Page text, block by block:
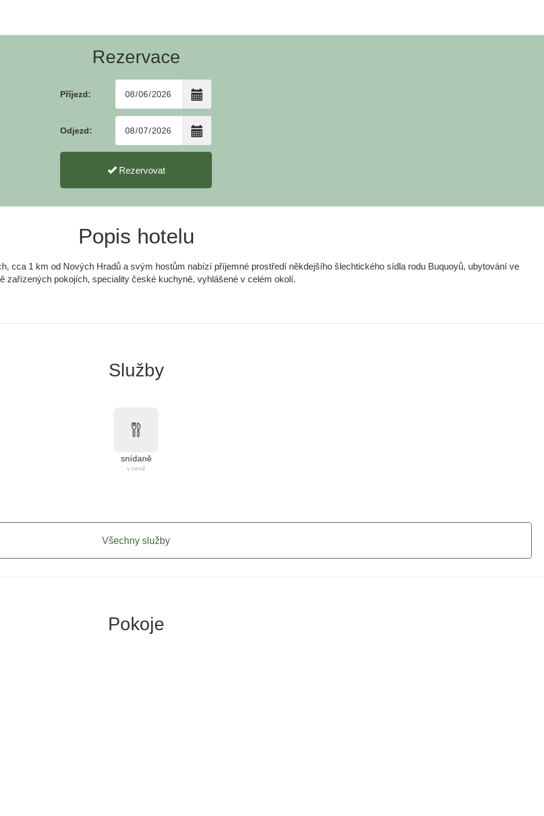
Rezervace
Příjezd:
Odjezd:
Rezervovat
Popis hotelu
cca 1 km od Nových Hradů a svým hostům nabízí příjemné prostředí někdejšího šlechtického sídla rodu Buquoyů, ubytování ve
zařízených pokojích, speciality české kuchyně, vyhlášené v celém okolí.
Služby
snídaně
v ceně
Všechny služby
Pokoje